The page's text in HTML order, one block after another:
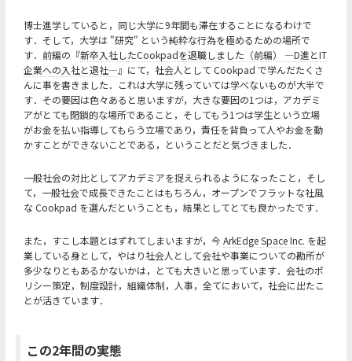
博士進学していると，同じ大学に9年間も滞在することになるわけで
す．そして，大学は "研究" という純粋な行為を極めるための場所で
す．前編の『新卒入社したCookpadを退職しました（前編） ―D進とIT
企業への入社と退社―』にて，社会人として Cookpad で学んだたくさ
んに事を書きました．これは大学に残っていては学べないものが大半で
す．その要因は色々あると思いますが，大きな要因の1つは，アカデミ
アがとても閉鎖的な場所であること，そしてもう1つは学生という立場
がお金を払い指導してもらう立場であり，責任を背負って人やお金を動
かすことができないことである，ということだと気づきました．
一般社会の対比としてアカデミアを捉えられるようになったこと，そし
て，一般社会で成長できたことはもちろん，オープンでフラットな社風
な Cookpad を選んだということも，結果としてとても良かったです．
また，すこし本題とはずれてしまいますが，今 ArkEdge Space Inc. を起
業している身として，やはり社会人として会社や事業についての勘所が
多少なりともあるかないかは，とても大きいと思っています．会社のポ
リシー策定，制度設計，組織体制，人事，全てにおいて，社会に出たこ
とが活きています．
この2年間の実態